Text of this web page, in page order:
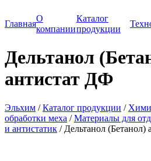
Главная
О
компании
Каталог
продукции
Дельтанол
антистат ДФ
Эльхим / Каталог продукции /
обработки меха / Материалы для
и антистатик /Дельтанол (Бетанол)